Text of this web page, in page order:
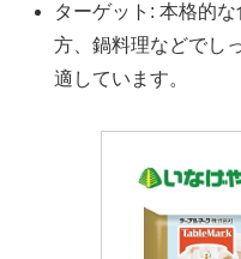
ターゲット: 本格的
方、鍋料理などでし
適しています。